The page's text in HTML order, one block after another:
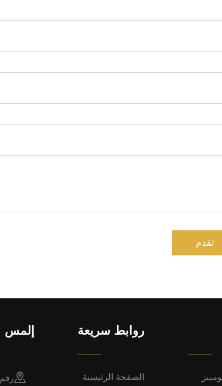
تقدم
روابط سريعة
الصفحة الرئيسية
إلمس